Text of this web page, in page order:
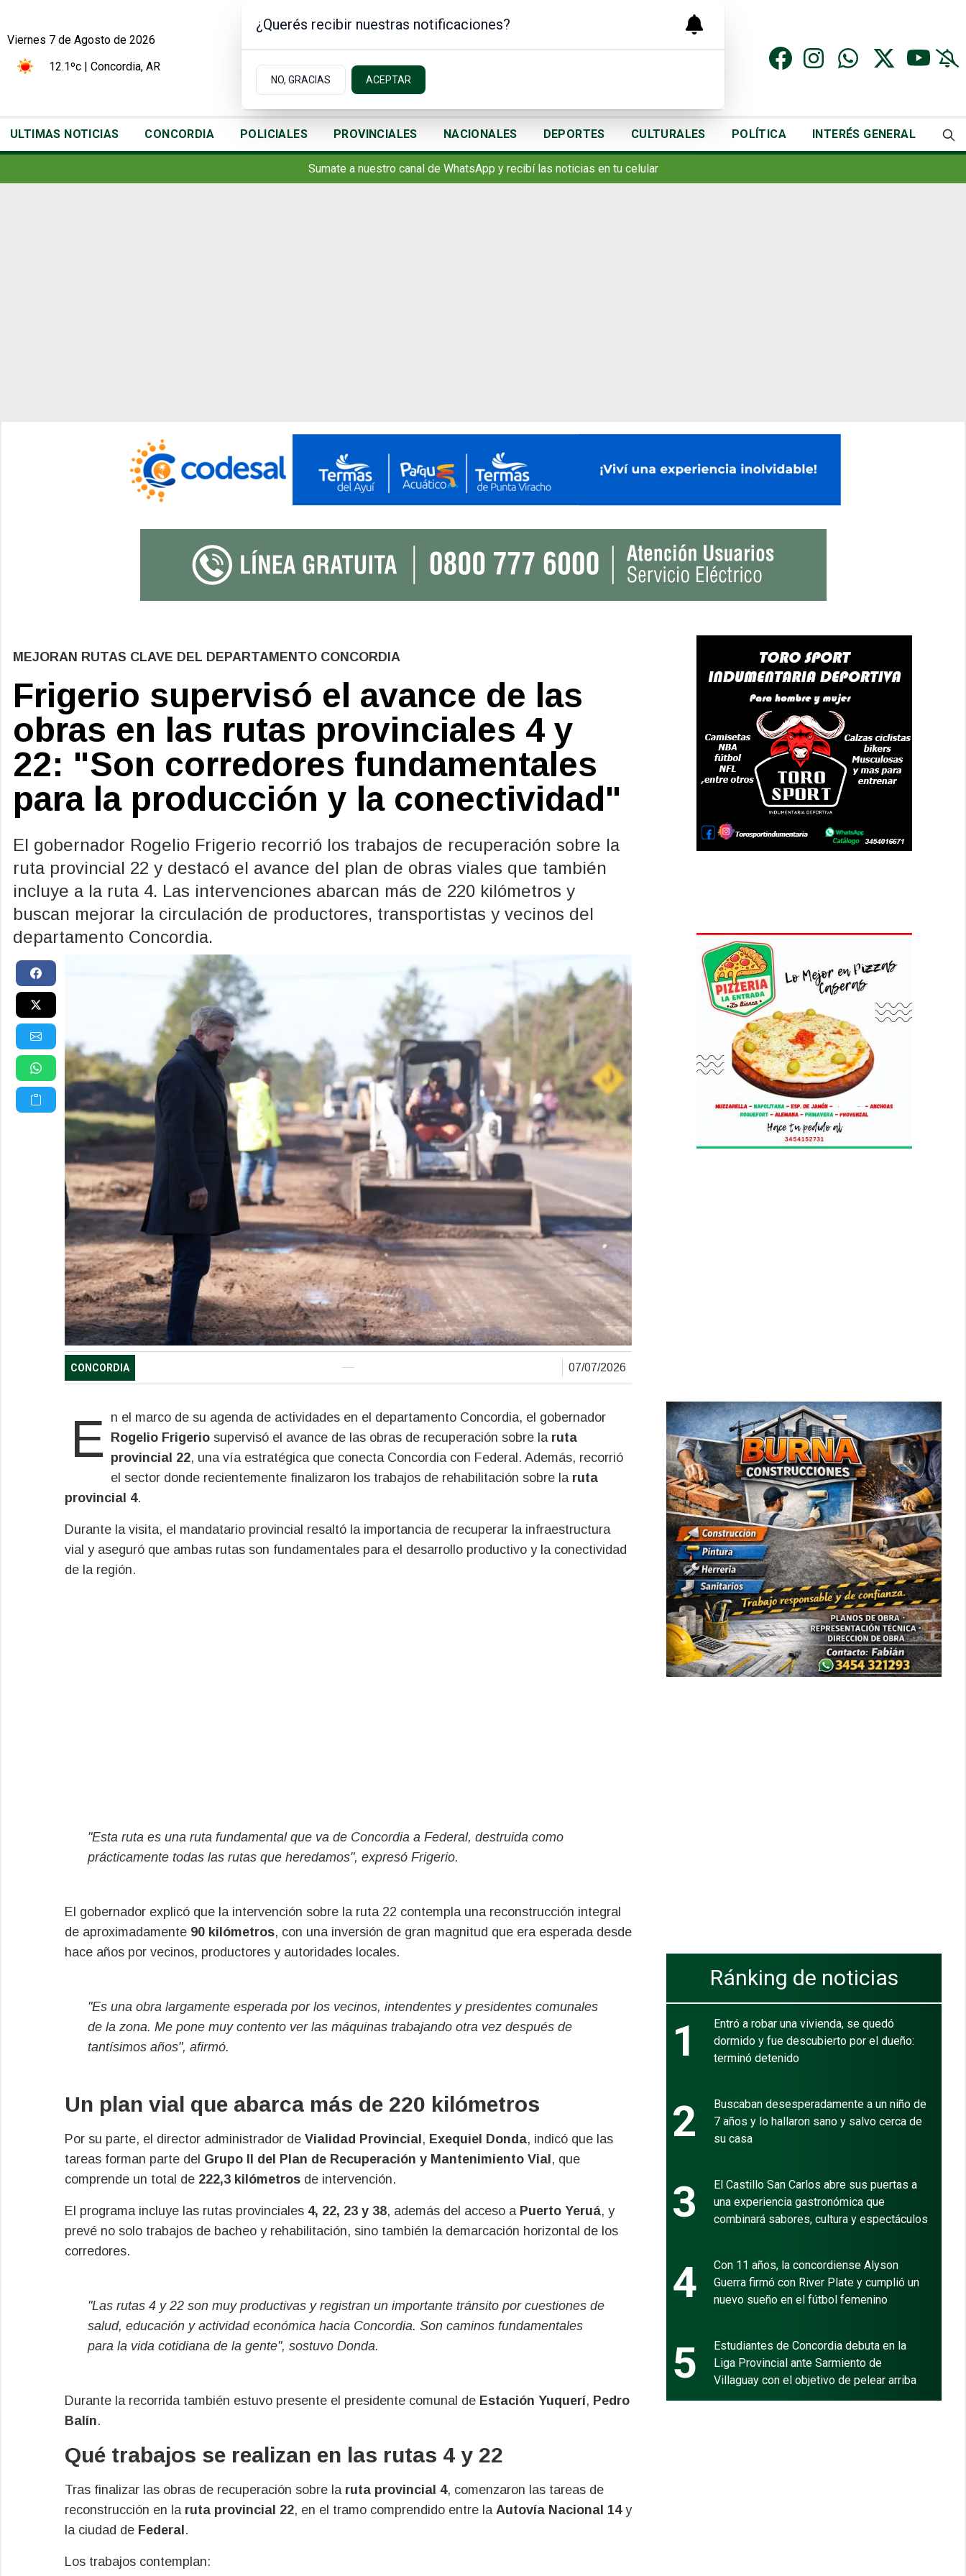
Viernes 7 de Agosto de 2026
12.1ºc | Concordia, AR
ULTIMAS NOTICIAS CONCORDIA POLICIALES PROVINCIALES NACIONALES DEPORTES CULTURALES POLÍTICA INTERÉS GENERAL
Sumate a nuestro canal de WhatsApp y recibí las noticias en tu celular
MEJORAN RUTAS CLAVE DEL DEPARTAMENTO CONCORDIA
Frigerio supervisó el avance de las
obras en las rutas provinciales 4 y
22: "Son corredores fundamentales
para la producción y la conectividad"
El gobernador Rogelio Frigerio recorrió los trabajos de recuperación sobre la
ruta provincial 22 y destacó el avance del plan de obras viales que también
incluye a la ruta 4. Las intervenciones abarcan más de 220 kilómetros y
buscan mejorar la circulación de productores, transportistas y vecinos del
departamento Concordia.
CONCORDIA 07/07/2026
En el marco de su agenda de actividades en el departamento Concordia, el gobernador
Rogelio Frigeriosupervisó el avance de las obras de recuperación sobre la ruta
provincial 22, una vía estratégica que conecta Concordia con Federal. Además, recorrió
el sector donde recientemente finalizaron los trabajos de rehabilitación sobre la ruta
provincial 4.
Durante la visita, el mandatario provincial resaltó la importancia de recuperar la infraestructura
vial y aseguró que ambas rutas son fundamentales para el desarrollo productivo y la conectividad
de la región.
"Esta ruta es una ruta fundamental que va de Concordia a Federal, destruida como
prácticamente todas las rutas que heredamos", expresó Frigerio.
El gobernador explicó que la intervención sobre la ruta 22 contempla una reconstrucción integral
de aproximadamente 90 kilómetros, con una inversión de gran magnitud que era esperada desde
hace años por vecinos, productores y autoridades locales.
"Es una obra largamente esperada por los vecinos, intendentes y presidentes comunales
de la zona. Me pone muy contento ver las máquinas trabajando otra vez después de
tantísimos años", afirmó.
Un plan vial que abarca más de 220 kilómetros
Por su parte, el director administrador de Vialidad Provincial, Exequiel Donda, indicó que las
tareas forman parte del Grupo II del Plan de Recuperación y Mantenimiento Vial, que
comprende un total de 222,3 kilómetrosde intervención.
El programa incluye las rutas provinciales 4, 22, 23 y 38, además del acceso a Puerto Yeruá, y
prevé no solo trabajos de bacheo y rehabilitación, sino también la demarcación horizontal de los
corredores.
"Las rutas 4 y 22 son muy productivas y registran un importante tránsito por cuestiones de
salud, educación y actividad económica hacia Concordia. Son caminos fundamentales
para la vida cotidiana de la gente", sostuvo Donda.
Durante la recorrida también estuvo presente el presidente comunal de Estación Yuquerí, Pedro
Balín.
Qué trabajos se realizan en las rutas 4 y 22
Tras finalizar las obras de recuperación sobre la ruta provincial 4, comenzaron las tareas de
reconstrucción en la ruta provincial 22, en el tramo comprendido entre la Autovía Nacional 14y
la ciudad de Federal.
Los trabajos contemplan:
Ránking de noticias
1
Entró a robar una vivienda, se quedó
dormido y fue descubierto por el dueño:
terminó detenido
2
Buscaban desesperadamente a un niño de
7 años y lo hallaron sano y salvo cerca de
su casa
3
El Castillo San Carlos abre sus puertas a
una experiencia gastronómica que
combinará sabores, cultura y espectáculos
4
Con 11 años, la concordiense Alyson
Guerra firmó con River Plate y cumplió un
nuevo sueño en el fútbol femenino
5
Estudiantes de Concordia debuta en la
Liga Provincial ante Sarmiento de
Villaguay con el objetivo de pelear arriba
¿Querés recibir nuestras notificaciones?
NO, GRACIAS ACEPTAR